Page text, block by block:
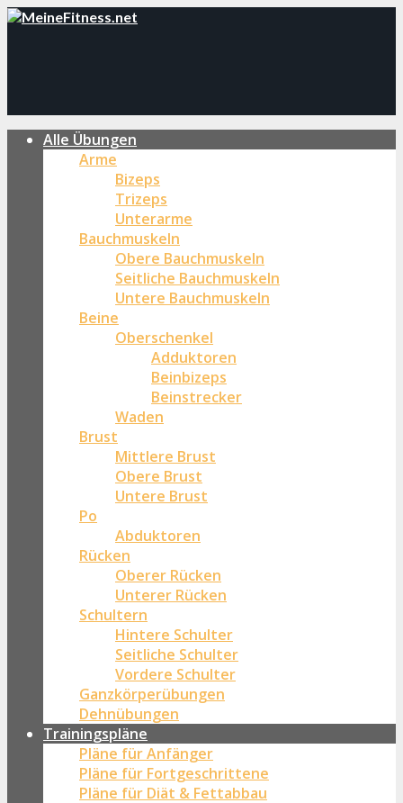
Alle Übungen
Arme
Bizeps
Trizeps
Unterarme
Bauchmuskeln
Obere Bauchmuskeln
Seitliche Bauchmuskeln
Untere Bauchmuskeln
Beine
Oberschenkel
Adduktoren
Beinbizeps
Beinstrecker
Waden
Brust
Mittlere Brust
Obere Brust
Untere Brust
Po
Abduktoren
Rücken
Oberer Rücken
Unterer Rücken
Schultern
Hintere Schulter
Seitliche Schulter
Vordere Schulter
Ganzkörperübungen
Dehnübungen
Trainingspläne
Pläne für Anfänger
Pläne für Fortgeschrittene
Pläne für Diät & Fettabbau